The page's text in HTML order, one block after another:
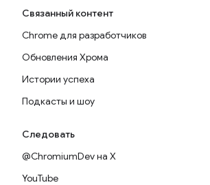
Связанный контент
Chrome для разработчиков
Обновления Хрома
Истории успеха
Подкасты и шоу
Следовать
@ChromiumDev на X
YouTube